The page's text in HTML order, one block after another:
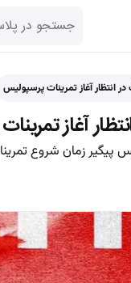
در انتظار آغاز تمرینات پرسپولیس
آغاز
پیگیر زمان شروع